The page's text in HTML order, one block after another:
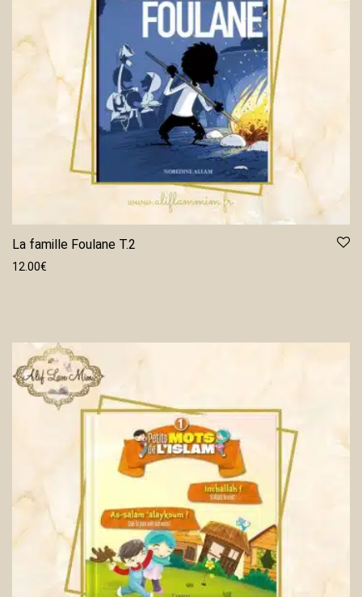
La famille Foulane T.2
12.00€